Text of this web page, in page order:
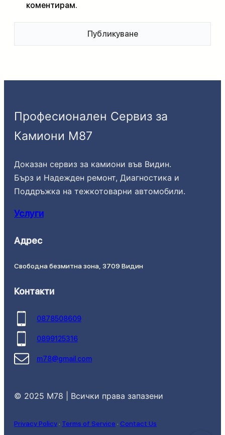
коментирам.
Професионален Сервиз за
Камиони М87
Доказан сервиз за камиони във Видин.
Бърз и Надежден ремонт, Диагностика и
Поддръжка на тежкотоварни автомобили.
Услуги
Адрес
Свободна безмитна зона, 3709 Видин
Контакти
0878508609
0899125316
m78@gmail.com
© 2025 M78 | Всички права запазени
Privacy Policy· Terms of Service · Contact Us